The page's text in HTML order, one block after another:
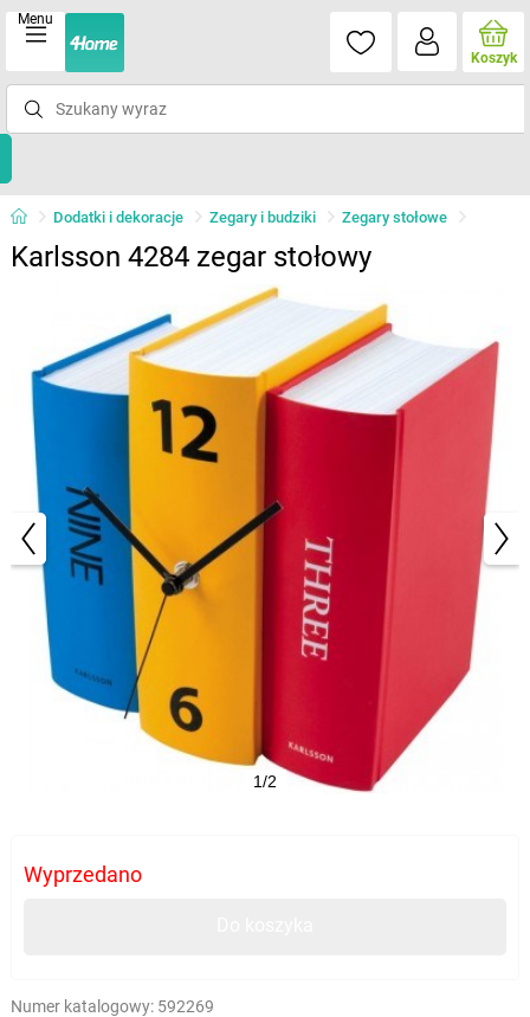
Menu
Koszyk
Dodatki i dekoracje Zegary i budziki Zegary stołowe
Karlsson 4284 zegar stołowy
1/2
Wyprzedano
Numer katalogowy: 592269